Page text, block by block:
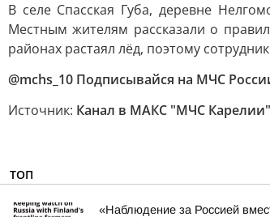
В селе Спасская Губа, деревне
Местным жителям рассказали о
районах растаял лёд, поэтому
@mchs_10 Подписывайся на МЧС
Источник: Канал в МАКС "МЧС Карелии"
ТОП
«Наблюдение за Россией